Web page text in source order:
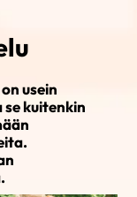
usein
kuitenkin